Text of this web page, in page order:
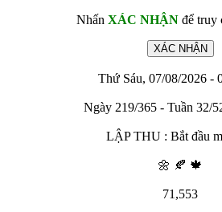
Nhấn XÁC NHẬNđể truy
Thứ Sáu, 07/08/2026 -
Ngày 219/365 - Tuần 32/
LẬP THU : Bắt đầu
🌼 🍂 🍁
71,553